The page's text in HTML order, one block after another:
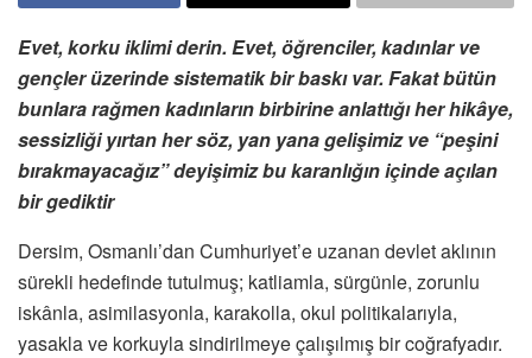
Evet, korku iklimi derin. Evet, öğrenciler, kadınlar ve
gençler üzerinde sistematik bir baskı var. Fakat bütün
bunlara rağmen kadınların birbirine anlattığı her hikâye,
sessizliği yırtan her söz, yan yana gelişimiz ve “peşini
bırakmayacağız” deyişimiz bu karanlığın içinde açılan
bir gediktir
Dersim, Osmanlı’dan Cumhuriyet’e uzanan devlet aklının
sürekli hedefinde tutulmuş; katliamla, sürgünle, zorunlu
iskânla, asimilasyonla, karakolla, okul politikalarıyla,
yasakla ve korkuyla sindirilmeye çalışılmış bir coğrafyadır.